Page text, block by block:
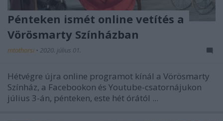
Pénteken ismét online vetítés a
Vörösmarty Színházban
mtothorsi • 2020. július 01.
Hétvégre újra online programot kínál a Vörösmarty
Színház, a Facebookon és Youtube-csatornájukon
július 3-án, pénteken, este hét órától ...